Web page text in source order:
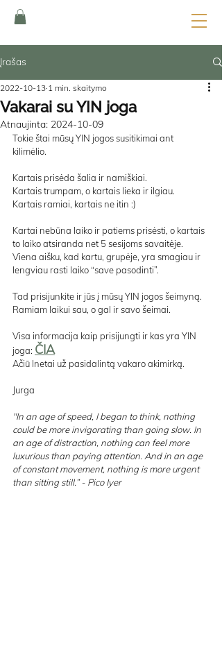
Įrašas
Vakarai su YIN joga
2022-10-13 1 min. skaitymo
Atnaujinta: 2024-10-09
Tokie štai mūsų YIN jogos susitikimai ant
kilimėlio.
Kartais prisėda šalia ir namiškiai.
Kartais trumpam, o kartais lieka ir ilgiau.
Kartais ramiai, kartais ne itin :)
Kartai nebūna laiko ir patiems prisėsti, o kartais
to laiko atsiranda net 5 sesijoms savaitėje.
Viena aišku, kad kartu, grupėje, yra smagiau ir
lengviau rasti laiko “save pasodinti”.
Tad prisijunkite ir jūs į mūsų YIN jogos šeimyną.
Ramiam laikui sau, o gal ir savo šeimai.
Visa informacija kaip prisijungti ir kas yra YIN
joga: ČIA
Ačiū Inetai už pasidalintą vakaro akimirką.
Jurga
"In an age of speed, I began to think, nothing
could be more invigorating than going slow. In
an age of distraction, nothing can feel more
luxurious than paying attention. And in an age
of constant movement, nothing is more urgent
than sitting still.” - Pico Iyer